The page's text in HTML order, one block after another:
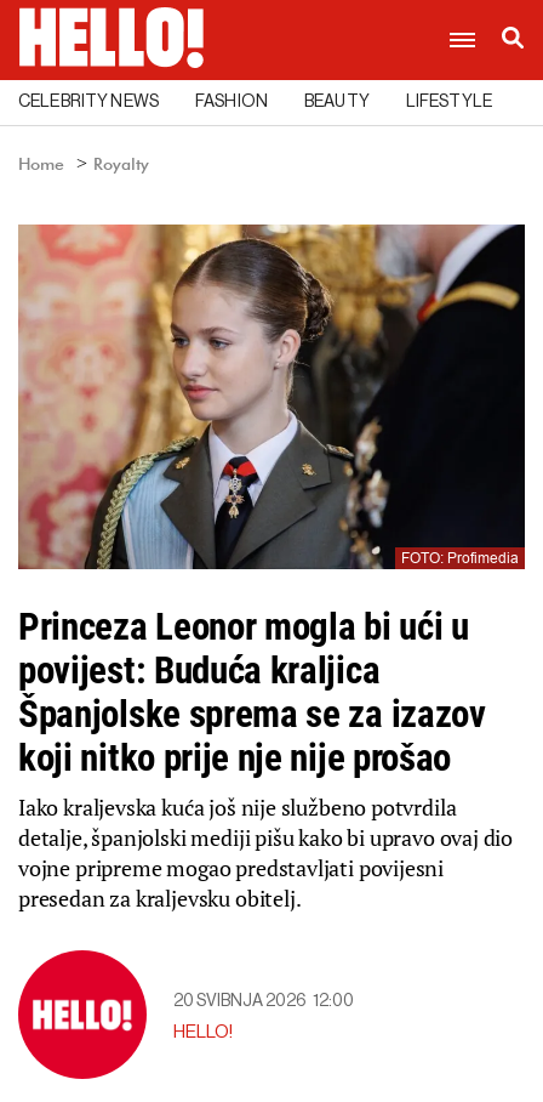
CELEBRITY NEWS FASHION BEAUTY LIFESTYLE
Home Royalty
FOTO: Profimedia
Princeza Leonor mogla bi ući u
povijest: Buduća kraljica
Španjolske sprema se za izazov
koji nitko prije nje nije prošao
Iako kraljevska kuća još nije službeno potvrdila
detalje, španjolski mediji pišu kako bi upravo ovaj dio
vojne pripreme mogao predstavljati povijesni
presedan za kraljevsku obitelj.
20 SVIBNJA 2026 12:00
HELLO!